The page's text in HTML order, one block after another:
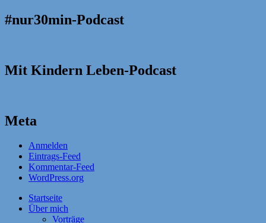
#nur30min-Podcast
Mit Kindern Leben-Podcast
Meta
Anmelden
Eintrags-Feed
Kommentar-Feed
WordPress.org
Startseite
Über mich
Vorträge